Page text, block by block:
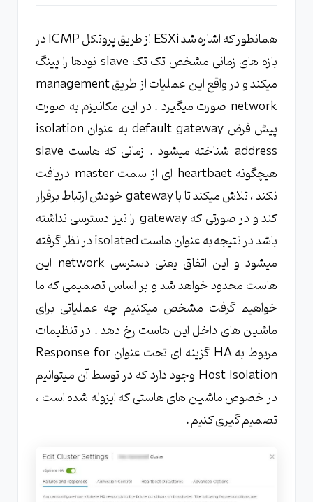
همانطور که اشاره شد ESXi از طریق پروتکل ICMP در
بازه های زمانی مشخص تک تک slave نودها را پینگ
میکند و در واقع این عملیات از طریق management
network صورت میگیرد . در این مکانیزم به صورت
پیش فرض default gateway به عنوان isolation
address شناخته میشود . زمانی که هاست slave
هیچگونه heartbaet ای از سمت master دریافت
نکند ، تلاش میکند تا با gateway خودش ارتباط برقرار
کند و در صورتی که gateway را نیز دسترسی نداشته
باشد در نتیجه به عنوان هاست isolated در نظر گرفته
میشود و این اتفاق یعنی دسترسی network این
هاست محدود خواهد شد و بر اساس تصمیمی که ما
خواهیم گرفت مشخص میکنیم چه عملیاتی برای
ماشین های داخل این هاست رخ دهد . در تنظیمات
مربوط به HA گزینه ای تحت عنوان Response for
Host Isolation وجود دارد که در توسط آن میتوانیم
در خصوص ماشین های هاستی که ایزوله شده است ،
تصمیم گیری کنیم .